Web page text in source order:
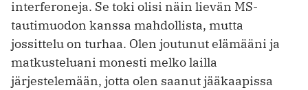
interferoneja. Se toki olisi näin lievän MS-
tautimuodon kanssa mahdollista, mutta
jossittelu on turhaa. Olen joutunut elämääni ja
matkusteluani monesti melko lailla
järjestelemään, jotta olen saanut jääkaapissa